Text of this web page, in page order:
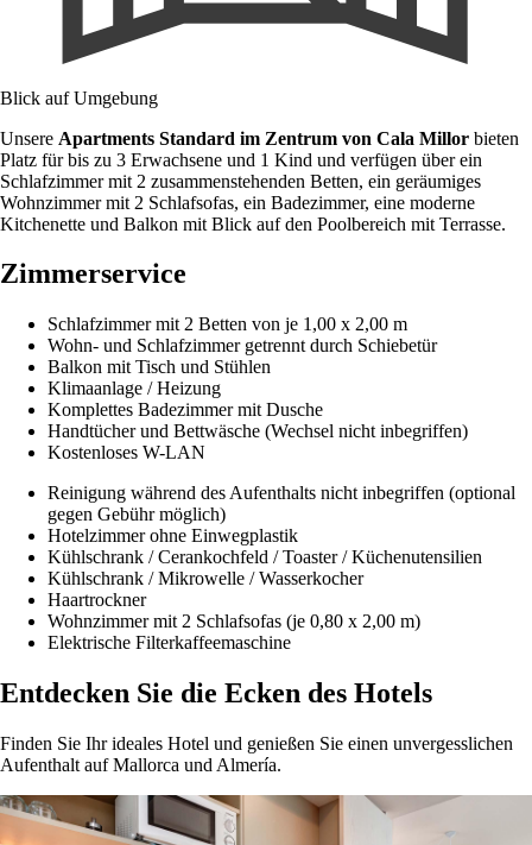
Blick auf Umgebung
Unsere Apartments Standard im Zentrum von Cala Millor bieten
Platz für bis zu 3 Erwachsene und 1 Kind und verfügen über ein
Schlafzimmer mit 2 zusammenstehenden Betten, ein geräumiges
Wohnzimmer mit 2 Schlafsofas, ein Badezimmer, eine moderne
Kitchenette und Balkon mit Blick auf den Poolbereich mit Terrasse.
Zimmerservice
Schlafzimmer mit 2 Betten von je 1,00 x 2,00 m
Wohn- und Schlafzimmer getrennt durch Schiebetür
Balkon mit Tisch und Stühlen
Klimaanlage / Heizung
Komplettes Badezimmer mit Dusche
Handtücher und Bettwäsche (Wechsel nicht inbegriffen)
Kostenloses W-LAN
Reinigung während des Aufenthalts nicht inbegriffen (optional
gegen Gebühr möglich)
Hotelzimmer ohne Einwegplastik
Kühlschrank / Cerankochfeld / Toaster / Küchenutensilien
Kühlschrank / Mikrowelle / Wasserkocher
Haartrockner
Wohnzimmer mit 2 Schlafsofas (je 0,80 x 2,00 m)
Elektrische Filterkaffeemaschine
Entdecken Sie die Ecken des Hotels
Finden Sie Ihr ideales Hotel und genießen Sie einen unvergesslichen
Aufenthalt auf Mallorca und Almería.